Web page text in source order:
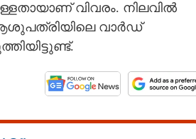
വിവരം. നിലവിൽ
വാർഡ്